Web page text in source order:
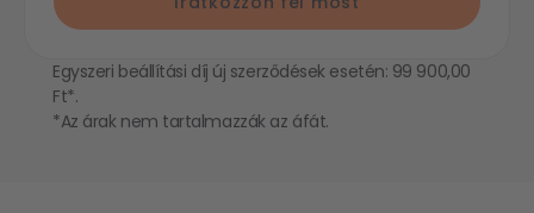
Egyszeri beállítási díj új szerződések esetén: 99 900,00
Ft*.
*Az árak nem tartalmazzák az áfát.